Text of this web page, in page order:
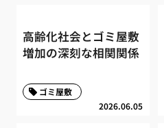
高齢化社会とゴミ屋敷
増加の深刻な相関関係
2026.06.05
ゴミ屋敷